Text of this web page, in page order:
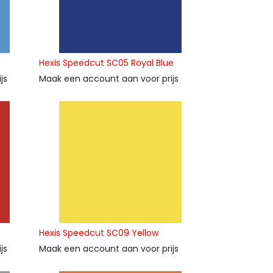
Hexis Speedcut SC05 Royal Blue
Maak een account aan voor prijs
Hexis Speedcut SC09 Yellow
Maak een account aan voor prijs